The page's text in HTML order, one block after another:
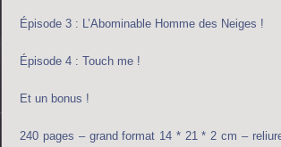
Épisode 3 : L’Abominable Homme des Neiges !
Épisode 4 : Touch me !
Et un bonus !
240 pages – grand format 14 * 21 * 2 cm –